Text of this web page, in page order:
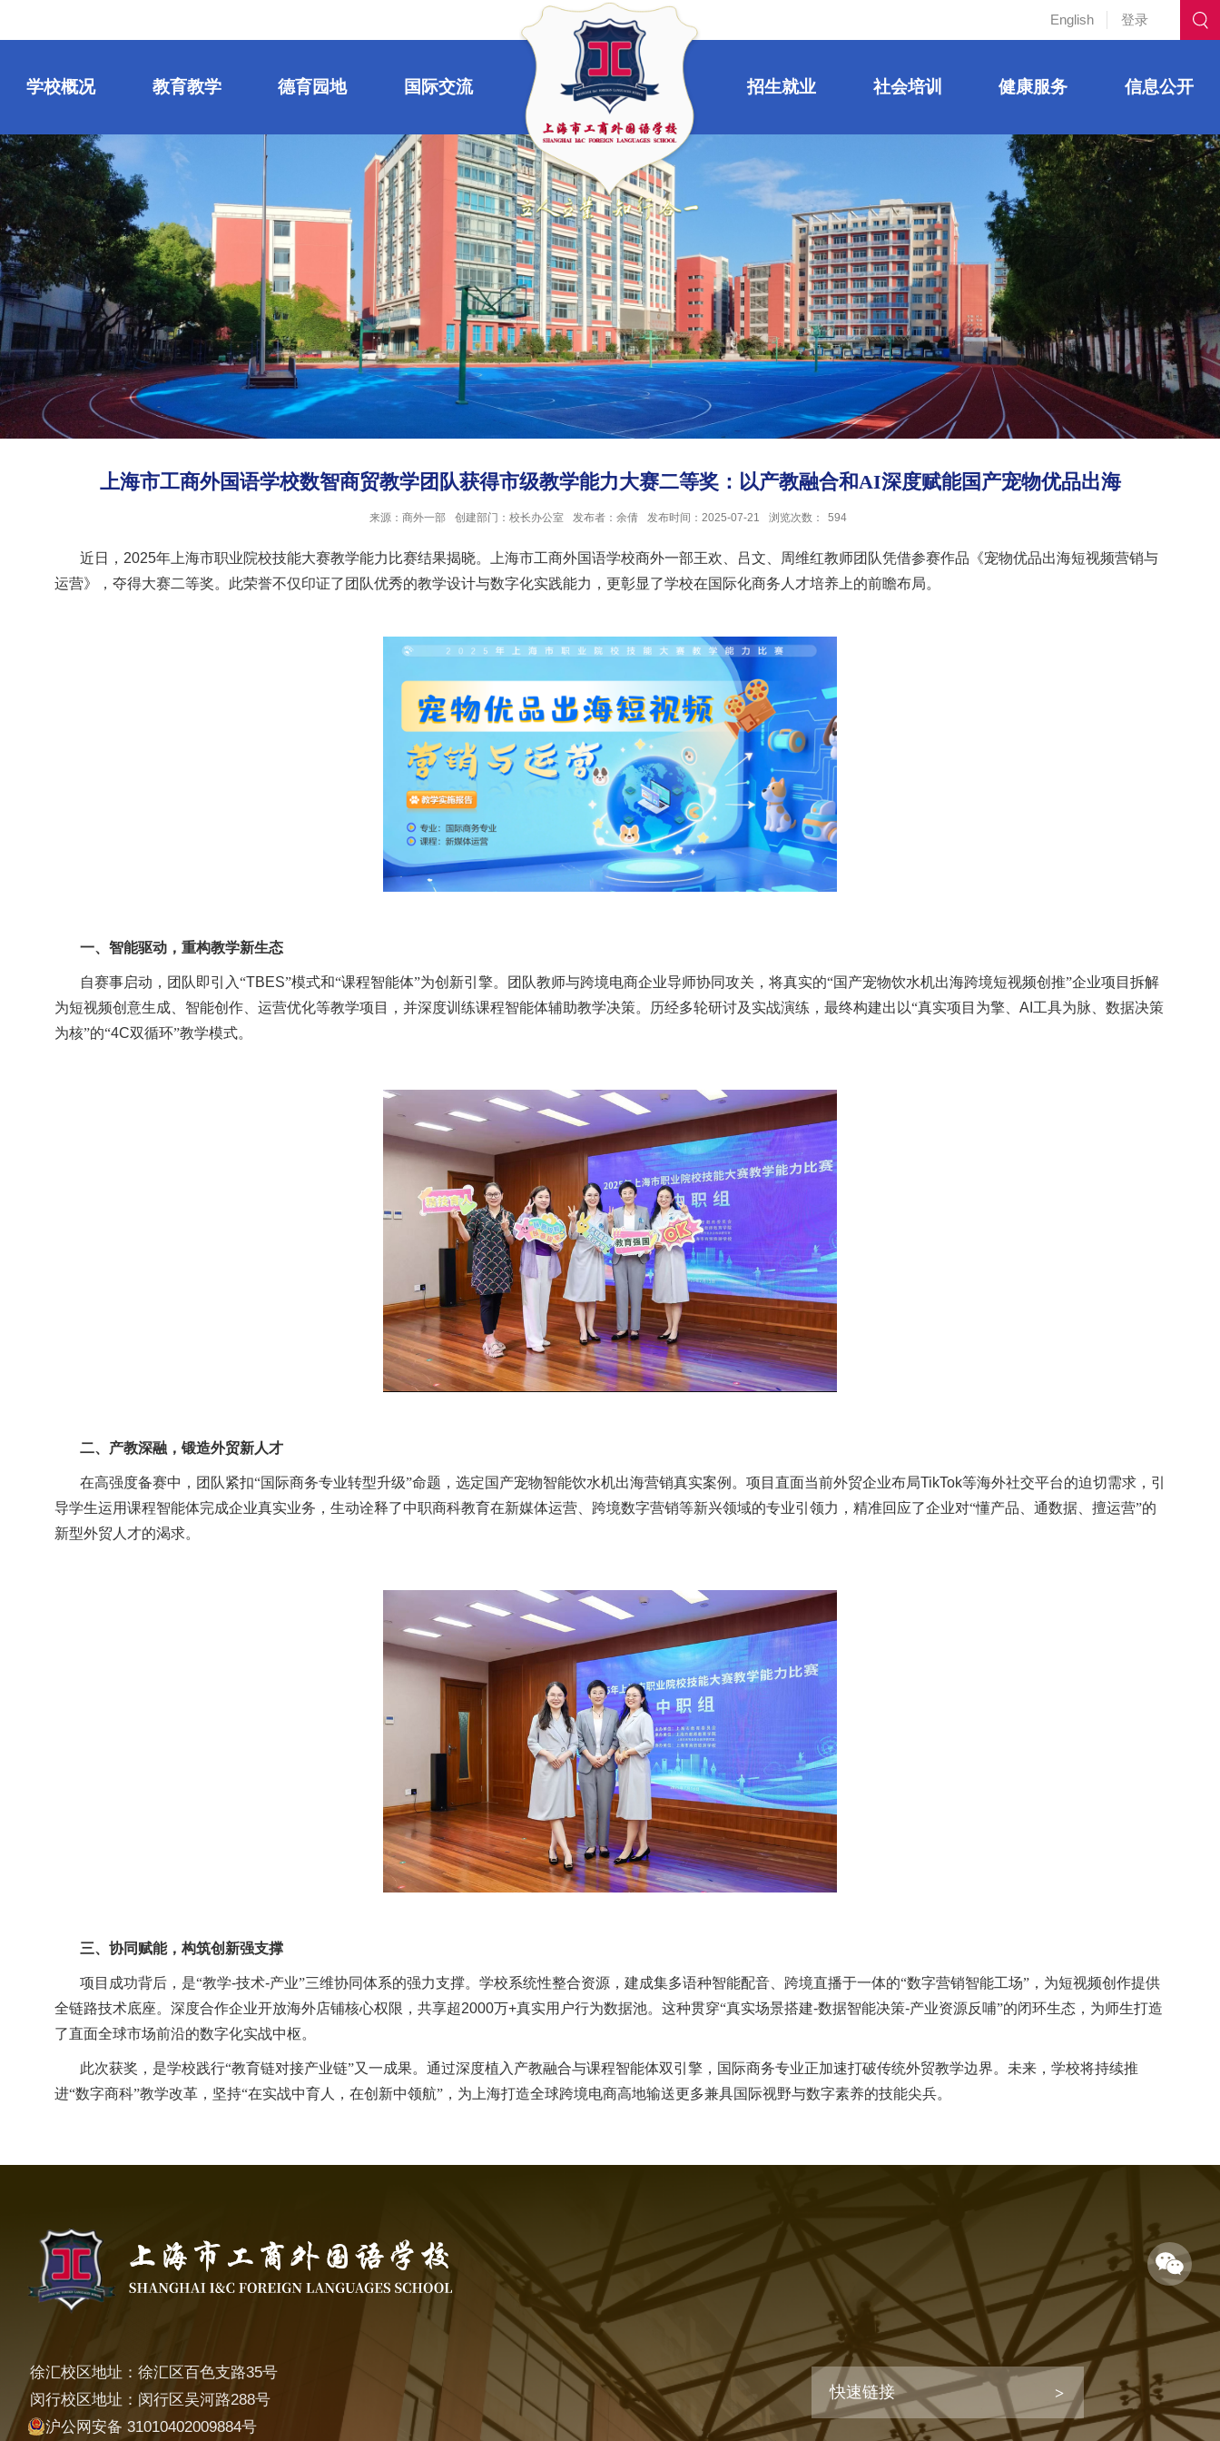
English 登录
学校概况 教育教学 德育园地 国际交流 招生就业 社会培训 健康服务 信息公开
上海市工商外国语学校数智商贸教学团队获得市级教学能力大赛二等奖：以产教融合和AI深度赋能国产宠物优品出海
来源：商外一部 创建部门：校长办公室 发布者：余倩 发布时间：2025-07-21 浏览次数： 594
近日， 2025年上海市职业院校技能大赛教学能力比赛结果揭晓。上海市工商外国语学校商外一部王欢、吕文、周维红教师团队凭借参赛作品《宠物优品出海短视频营销与
运营》，夺得大赛二等奖。此荣誉不仅印证了团队优秀的教学设计与数字化实践能力，更彰显了学校在国际化商务人才培养上的前瞻布局。
一、智能驱动，重构教学新生态
自赛事启动，团队即引入“TBES”模式和“课程智能体”为创新引擎。团队教师与跨境电商企业导师协同攻关，将真实的“国产宠物饮水机出海跨境短视频创推”企业项目拆解
为短视频创意生成、智能创作、运营优化等教学项目，并深度训练课程智能体辅助教学决策。历经多轮研讨及实战演练，最终构建出以“真实项目为擎、 AI 工具为脉、数据决策
为核”的“4C双循环”教学模式。
二、产教深融，锻造外贸新人才
在高强度备赛中，团队紧扣“国际商务专业转型升级”命题，选定国产宠物智能饮水机出海营销真实案例。项目直面当前外贸企业布局TikTok等海外社交平台的迫切需求，引
导学生运用课程智能体完成企业真实业务，生动诠释了中职商科教育在新媒体运营、跨境数字营销等新兴领域的专业引领力，精准回应了企业对“懂产品、通数据、擅运营”的
新型外贸人才的渴求。
三、协同赋能，构筑创新强支撑
项目成功背后，是“教学-技术-产业”三维协同体系的强力支撑。学校系统性整合资源，建成集多语种智能配音、跨境直播于一体的“数字营销智能工场”，为短视频创作提供
全链路技术底座。深度合作企业开放海外店铺核心权限，共享超2000万+真实用户行为数据池。这种贯穿“真实场景搭建-数据智能决策-产业资源反哺”的闭环生态，为师生打造
了直面全球市场前沿的数字化实战中枢。
此次获奖，是学校践行“教育链对接产业链”又一成果。通过深度植入产教融合与课程智能体双引擎，国际商务专业正加速打破传统外贸教学边界。未来，学校将持续推
进“数字商科”教学改革，坚持“在实战中育人，在创新中领航”，为上海打造全球跨境电商高地输送更多兼具国际视野与数字素养的技能尖兵。
徐汇校区地址：徐汇区百色支路35号
闵行校区地址：闵行区吴河路288号
沪公网安备 31010402009884号
快速链接